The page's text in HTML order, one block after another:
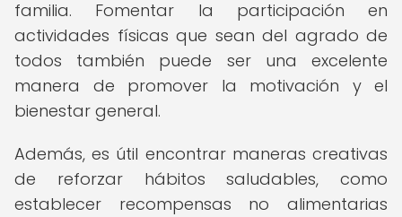
familia. Fomentar la participación en
actividades físicas que sean del agrado de
todos también puede ser una excelente
manera de promover la motivación y el
bienestar general.
Además, es útil encontrar maneras creativas
de reforzar hábitos saludables, como
establecer recompensas no alimentarias